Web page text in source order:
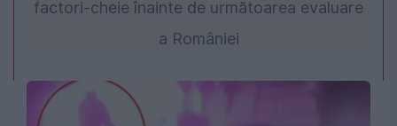
factori-cheie înainte de următoarea evaluare
a României